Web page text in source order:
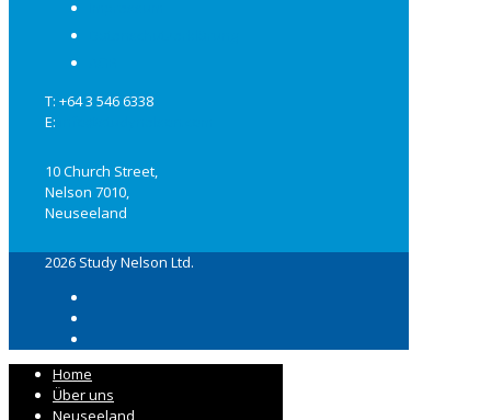
T: +64 3 546 6338
E:
10 Church Street,
Nelson 7010,
Neuseeland
2026 Study Nelson Ltd.
Home
Über uns
Neuseeland